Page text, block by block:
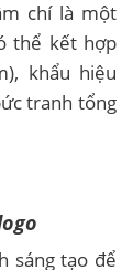
chí là một
thể kết hợp
khẩu hiệu
tranh tổng
sáng tạo để